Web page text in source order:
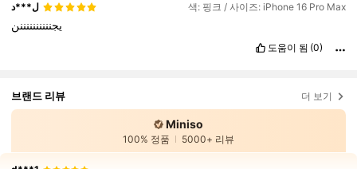
ل***د 색: 핑크 / 사이즈: iPhone 16 Pro Max
يجننننننننننن
도움이 됨 (0)
브랜드 리뷰 더 보기
Miniso
100% 정품 5000+ 리뷰